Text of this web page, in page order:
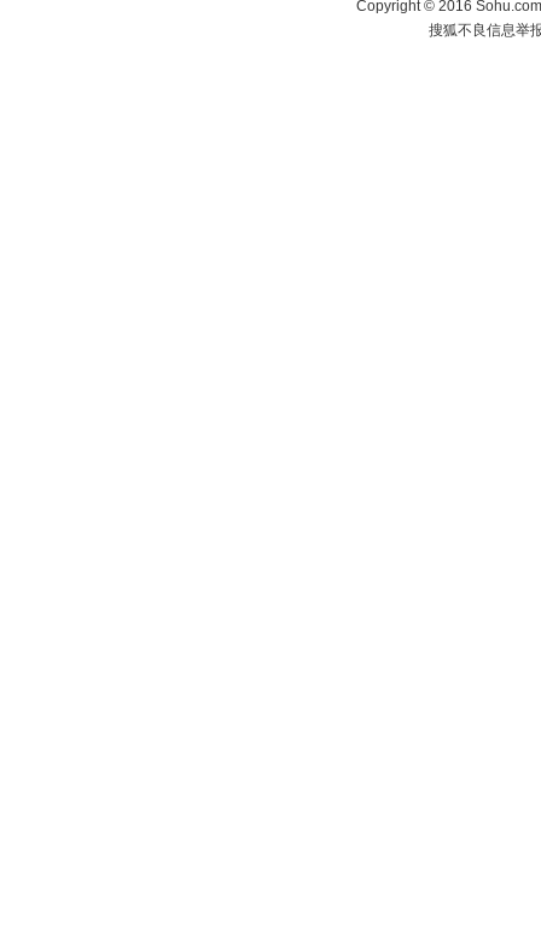
Copyright©2016
搜狐不良信息举